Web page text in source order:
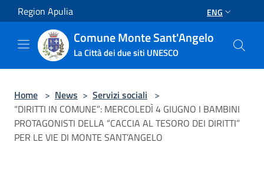
Salta al contenuto principale
Region Apulia ENG
Comune Monte Sant'Angelo
La Città dei due siti UNESCO
Home > News > Servizi sociali >
“DIRITTI IN COMUNE”: MERCOLEDÌ 4 GIUGNO I BAMBINI
PROTAGONISTI DELLA “CACCIA AL TESORO DEI DIRITTI”
PER LE VIE DI MONTE SANT’ANGELO